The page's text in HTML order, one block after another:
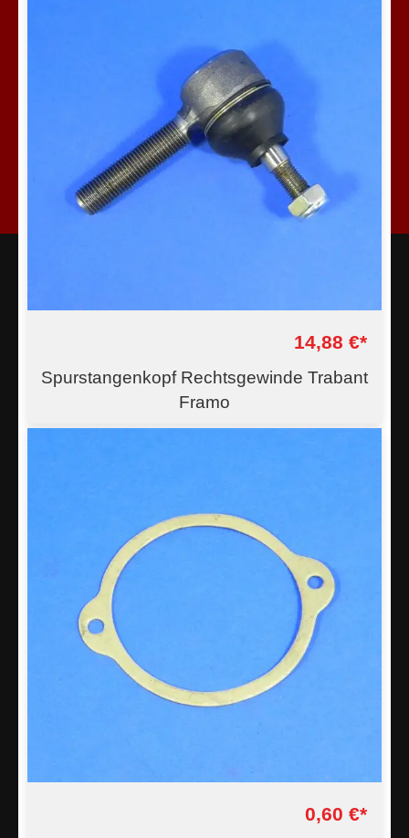
14,88 €*
Spurstangenkopf Rechtsgewinde Trabant
Framo
0,60 €*